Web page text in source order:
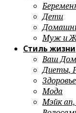
Дети
Муж и
Стиль жизни
Ваш Дом
Диеты,
Здоровье
Мода
Мэйк